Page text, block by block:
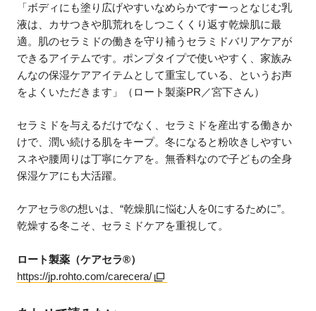
「ボディにも塗り広げやすいなめらかですーっとなじむ乳
液は、カサつきや肌荒れをしつこくくり返す乾燥肌に最
適。肌のセラミドの働きを守り補うセラミドバリアケアが
できるアイテムです。ポンプタイプで使いやすく、家族み
んなの保湿ケアアイテムとして重宝している、というお声
をよくいただきます」（ロート製薬PR／宮下さん）
セラミドを与えるだけでなく、セラミドを産出する働きか
けで、潤い続ける肌をキープ。冬になると粉吹きしやすい
スネや腰周りは丁寧にケアを。無香料なので子どもの全身
保湿ケアにも大活躍。
ケアセラ®の想いは、“乾燥肌に悩む人を0にするために”。
乾燥する冬こそ、セラミドケアを重視して。
ロート製薬（ケアセラ®）
https://jp.rohto.com/carecera/